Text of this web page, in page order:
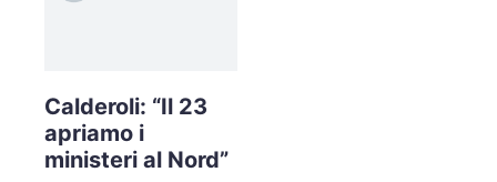
Calderoli: “Il 23
apriamo i
ministeri al Nord”